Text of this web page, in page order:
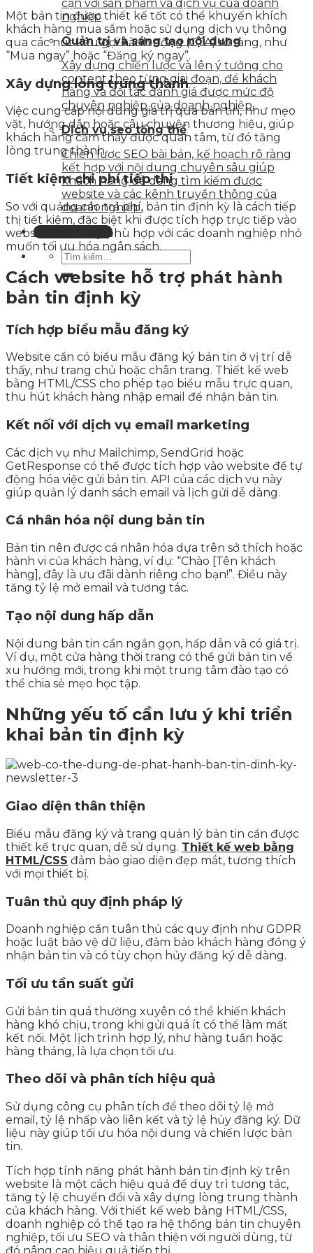
cận với sản phẩm và dịch vụ của doanh
nghiệp
Quản trị và sáng tạo nội dung
Xây dựng chiến lược và lên ý tưởng cho
content theo từng giai đoạn, để khách
hàng và đối tác đánh giá được mức độ
chuyên nghiệp của doanh nghiệp.
Dịch vụ seo tổng thể
Chiến lược SEO bài bản, kế hoạch rõ ràng
kết hợp với nội dung chuyên sâu giúp
khách hàng dễ dàng tìm kiếm được
website và các kênh truyền thông của
doanh nghiệp.
Liên hệ tư vấn
Một bản tin được thiết kế tốt có thể khuyến khích
khách hàng mua sắm hoặc sử dụng dịch vụ thông
qua các nút kêu gọi hành động (CTA) rõ ràng, như
“Mua ngay” hoặc “Đăng ký ngay”.
Xây dựng lòng trung thành
Việc cung cấp nội dung giá trị qua bản tin, như mẹo
vặt, hướng dẫn hoặc câu chuyện thương hiệu, giúp
khách hàng cảm thấy được quan tâm, từ đó tăng
lòng trung thành.
Tiết kiệm chi phí tiếp thị
So với quảng cáo trả phí, bản tin định kỳ là cách tiếp
thị tiết kiệm, đặc biệt khi được tích hợp trực tiếp vào
website. Điều này phù hợp với các doanh nghiệp nhỏ
muốn tối ưu hóa ngân sách.
Cách website hỗ trợ phát hành
bản tin định kỳ
Tích hợp biểu mẫu đăng ký
Website cần có biểu mẫu đăng ký bản tin ở vị trí dễ
thấy, như trang chủ hoặc chân trang. Thiết kế web
bằng HTML/CSS cho phép tạo biểu mẫu trực quan,
thu hút khách hàng nhập email để nhận bản tin.
Kết nối với dịch vụ email marketing
Các dịch vụ như Mailchimp, SendGrid hoặc
GetResponse có thể được tích hợp vào website để tự
động hóa việc gửi bản tin. API của các dịch vụ này
giúp quản lý danh sách email và lịch gửi dễ dàng.
Cá nhân hóa nội dung bản tin
Bản tin nên được cá nhân hóa dựa trên sở thích hoặc
hành vi của khách hàng, ví dụ: “Chào [Tên khách
hàng], đây là ưu đãi dành riêng cho bạn!”. Điều này
tăng tỷ lệ mở email và tương tác.
Tạo nội dung hấp dẫn
Nội dung bản tin cần ngắn gọn, hấp dẫn và có giá trị.
Ví dụ, một cửa hàng thời trang có thể gửi bản tin về
xu hướng mới, trong khi một trung tâm đào tạo có
thể chia sẻ mẹo học tập.
Những yếu tố cần lưu ý khi triển
khai bản tin định kỳ
Giao diện thân thiện
Biểu mẫu đăng ký và trang quản lý bản tin cần được
thiết kế trực quan, dễ sử dụng. Thiết kế web bằng
HTML/CSS đảm bảo giao diện đẹp mắt, tương thích
với mọi thiết bị.
Tuân thủ quy định pháp lý
Doanh nghiệp cần tuân thủ các quy định như GDPR
hoặc luật bảo vệ dữ liệu, đảm bảo khách hàng đồng ý
nhận bản tin và có tùy chọn hủy đăng ký dễ dàng.
Tối ưu tần suất gửi
Gửi bản tin quá thường xuyên có thể khiến khách
hàng khó chịu, trong khi gửi quá ít có thể làm mất
kết nối. Một lịch trình hợp lý, như hàng tuần hoặc
hàng tháng, là lựa chọn tối ưu.
Theo dõi và phân tích hiệu quả
Sử dụng công cụ phân tích để theo dõi tỷ lệ mở
email, tỷ lệ nhấp vào liên kết và tỷ lệ hủy đăng ký. Dữ
liệu này giúp tối ưu hóa nội dung và chiến lược bản
tin.
Tích hợp tính năng phát hành bản tin định kỳ trên
website là một cách hiệu quả để duy trì tương tác,
tăng tỷ lệ chuyển đổi và xây dựng lòng trung thành
của khách hàng. Với thiết kế web bằng HTML/CSS,
doanh nghiệp có thể tạo ra hệ thống bản tin chuyên
nghiệp, tối ưu SEO và thân thiện với người dùng, từ